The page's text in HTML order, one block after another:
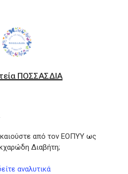
ΠΟΣΣΑΣΔΙΑ
από τον ΕΟΠΥΥ ως
Διαβήτη;
αναλυτικά